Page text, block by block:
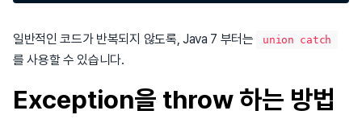
일반적인 코드가 반복되지 않도록, Java 7 부터는 union catch
를 사용할 수 있습니다.
Exception을 throw 하는 방법